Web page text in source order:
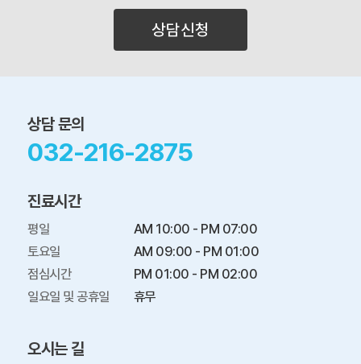
상담신청
상담 문의
032-216-2875
진료시간
평일
토요일
점심시간
일요일 및 공휴일
AM 10:00 - PM 07:00
AM 09:00 - PM 01:00
PM 01:00 - PM 02:00
휴무
오시는 길